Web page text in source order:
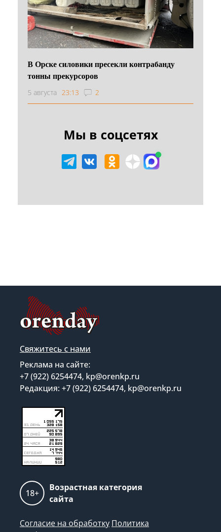
В Орске силовики пресекли контрабанду
тонны прекурсоров
5 августа 23:13 2
Мы в соцсетях
Свяжитесь с нами
Реклама на сайте:
+7 (922) 6254474, kp@orenkp.ru
Редакция: +7 (922) 6254474, kp@orenkp.ru
18+
Возрастная категория
сайта
Согласие на обработку Политика